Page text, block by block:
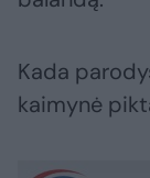
Kada
kaimynė